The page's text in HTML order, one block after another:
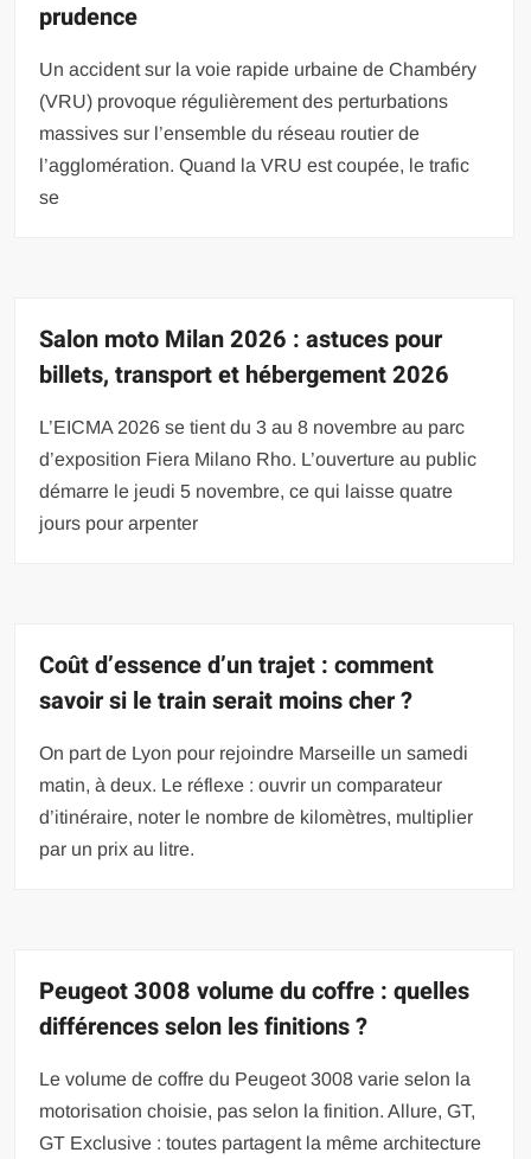
prudence
Un accident sur la voie rapide urbaine de Chambéry
(VRU) provoque régulièrement des perturbations
massives sur l’ensemble du réseau routier de
l’agglomération. Quand la VRU est coupée, le trafic
se
Salon moto Milan 2026 : astuces pour
billets, transport et hébergement 2026
L’EICMA 2026 se tient du 3 au 8 novembre au parc
d’exposition Fiera Milano Rho. L’ouverture au public
démarre le jeudi 5 novembre, ce qui laisse quatre
jours pour arpenter
Coût d’essence d’un trajet : comment
savoir si le train serait moins cher ?
On part de Lyon pour rejoindre Marseille un samedi
matin, à deux. Le réflexe : ouvrir un comparateur
d’itinéraire, noter le nombre de kilomètres, multiplier
par un prix au litre.
Peugeot 3008 volume du coffre : quelles
différences selon les finitions ?
Le volume de coffre du Peugeot 3008 varie selon la
motorisation choisie, pas selon la finition. Allure, GT,
GT Exclusive : toutes partagent la même architecture